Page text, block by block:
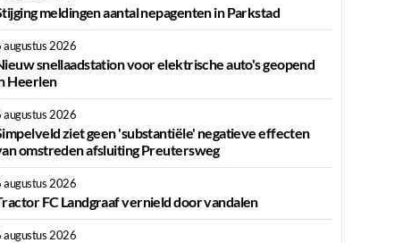
meldingen aantal nepagenten in Parkstad
augustus 2026
snellaadstation voor elektrische auto's geopend
Heerlen
augustus 2026
ziet geen 'substantiële' negatieve effecten
omstreden afsluiting Preutersweg
augustus 2026
FC Landgraaf vernield door vandalen
augustus 2026